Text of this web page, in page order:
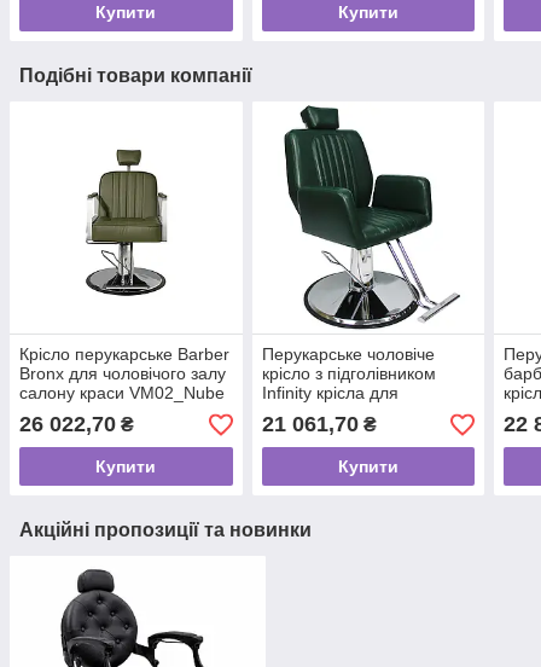
Купити Купити
Подібні товари компанії
Крісло перукарське Barber
Bronx для чоловічого залу
салону краси VM02_Nube
39
26 022,70 ₴
Купити
Перукарське чоловіче
крісло з підголівником
Infinity крісла для
Barbershop з підніжкою
21 061,70₴
Купити
22
Акційні пропозиції та новинки